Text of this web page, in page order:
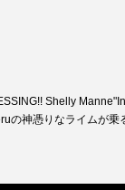
Shelly
の神憑りなライムが乗